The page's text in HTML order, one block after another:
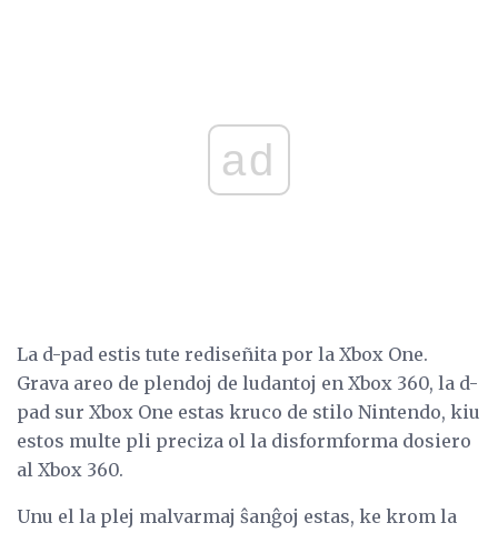
ad
La d-pad estis tute rediseñita por la Xbox One.
Grava areo de plendoj de ludantoj en Xbox 360, la d-
pad sur Xbox One estas kruco de stilo Nintendo, kiu
estos multe pli preciza ol la disformforma dosiero
al Xbox 360.
Unu el la plej malvarmaj ŝanĝoj estas, ke krom la